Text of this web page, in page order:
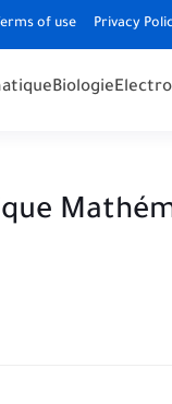
of use Privacy
Biologie